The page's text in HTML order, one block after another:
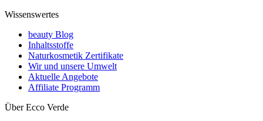
Wissenswertes
beauty Blog
Inhaltsstoffe
Naturkosmetik Zertifikate
Wir und unsere Umwelt
Aktuelle Angebote
Affiliate Programm
Über Ecco Verde